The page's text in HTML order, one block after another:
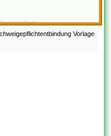
Vorlage